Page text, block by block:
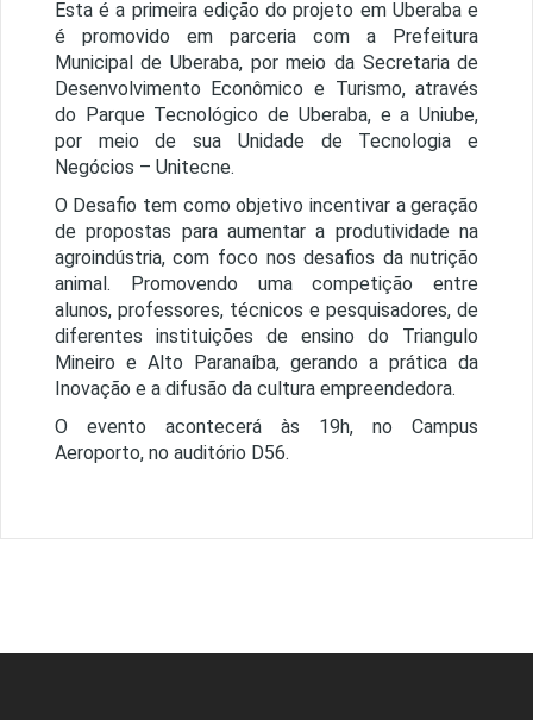
Esta é a primeira edição do projeto em Uberaba e
é promovido em parceria com a Prefeitura
Municipal de Uberaba, por meio da Secretaria de
Desenvolvimento Econômico e Turismo, através
do Parque Tecnológico de Uberaba, e a Uniube,
por meio de sua Unidade de Tecnologia e
Negócios – Unitecne.
O Desafio tem como objetivo incentivar a geração
de propostas para aumentar a produtividade na
agroindústria, com foco nos desafios da nutrição
animal. Promovendo uma competição entre
alunos, professores, técnicos e pesquisadores, de
diferentes instituições de ensino do Triangulo
Mineiro e Alto Paranaíba, gerando a prática da
Inovação e a difusão da cultura empreendedora.
O evento acontecerá às 19h, no Campus
Aeroporto, no auditório D56.